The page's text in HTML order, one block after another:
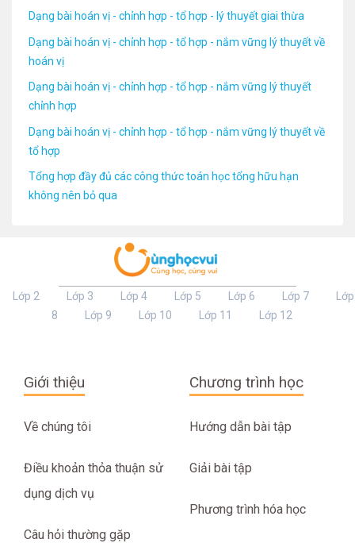
Dạng bài hoán vị - chỉnh hợp - tổ hợp - lý thuyết giai thừa
Dạng bài hoán vị - chỉnh hợp - tổ hợp - nắm vững lý thuyết về
hoán vị
Dạng bài hoán vị - chỉnh hợp - tổ hợp - nắm vững lý thuyết
chỉnh hợp
Dạng bài hoán vị - chỉnh hợp - tổ hợp - nắm vững lý thuyết về
tổ hợp
Tổng hợp đầy đủ các công thức toán học tổng hữu hạn
không nên bỏ qua
Lớp 2 Lớp 3 Lớp 4 Lớp 5 Lớp 6 Lớp 7
Lớp
8
Lớp 9 Lớp 10 Lớp 11 Lớp 12
Giới thiệu
Về chúng tôi
Điều khoản thỏa thuận sử
dụng dịch vụ
Câu hỏi thường gặp
Chương trình học
Hướng dẫn bài tập
Giải bài tập
Phương trình hóa học